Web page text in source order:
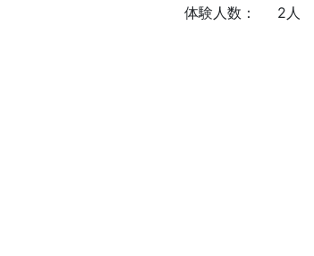
体験人数：
2人